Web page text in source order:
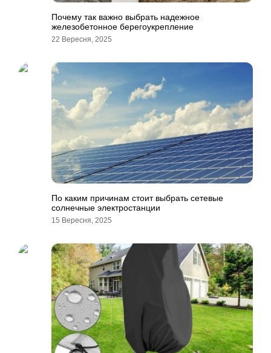
Почему так важно выбрать надежное
железобетонное берегоукрепление
22 Вересня, 2025
По каким причинам стоит выбрать сетевые
солнечные электростанции
15 Вересня, 2025